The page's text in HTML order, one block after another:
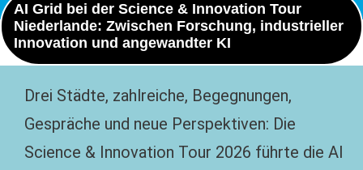
AI Grid bei der Science & Innovation Tour
Niederlande: Zwischen Forschung, industrieller
Innovation und angewandter KI
Drei Städte, zahlreiche, Begegnungen,
Gespräche und neue Perspektiven: Die
Science & Innovation Tour 2026 führte die AI